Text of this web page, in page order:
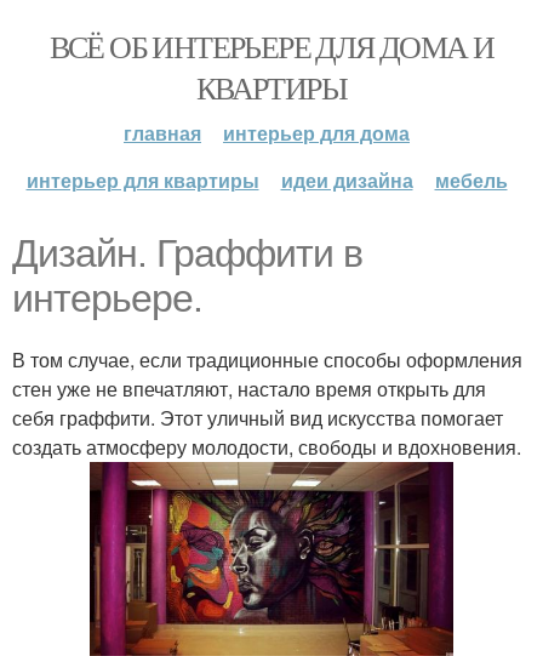
ВСЁ ОБ ИНТЕРЬЕРЕ ДЛЯ ДОМА И
КВАРТИРЫ
главная
интерьер для дома
интерьер для квартиры
идеи дизайна мебель
Дизайн. Граффити в
интерьере.
В том случае, если традиционные способы оформления
стен уже не впечатляют, настало время открыть для
себя граффити. Этот уличный вид искусства помогает
создать атмосферу молодости, свободы и вдохновения.